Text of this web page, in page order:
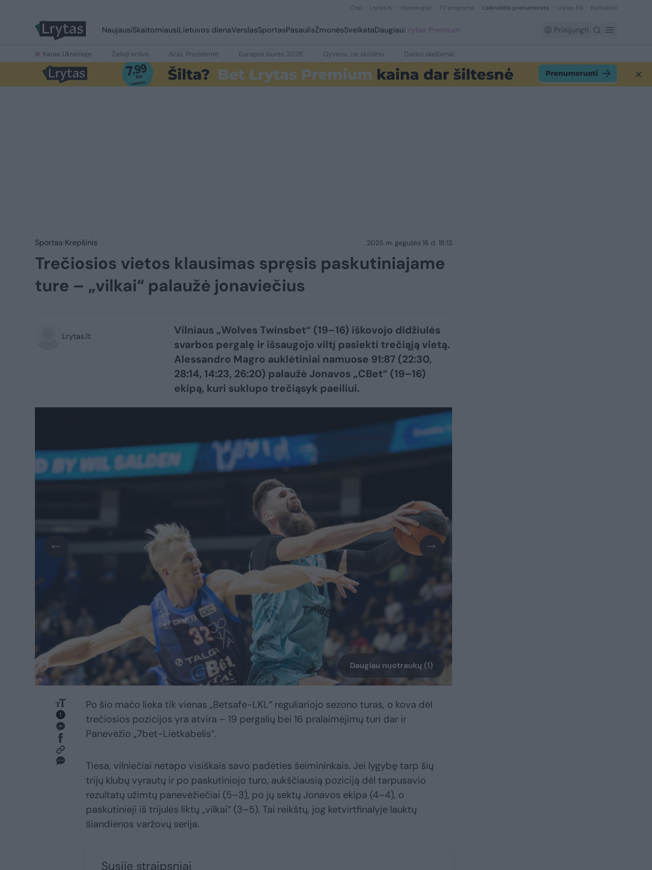
Orai Lrytas.tv Horoskopai TV programa Laikraščio prenumerata Lrytas EN Kontaktai
NaujausiSkaitomiausiLietuvos dienaVerslasSportasPasaulisŽmonėsSveikataDaugiauLrytas Premium Prisijungti
Karas Ukrainoje Žalioji erdvė Ačiū, Prezidente Europos burės 2026 Gyvenu, ne skrolinu Darbo skelbimai
Sportas Krepšinis 2025 m. gegužės 18 d. 18:13
Trečiosios vietos klausimas spręsis paskutiniajame
ture – „vilkai“ palaužė jonaviečius
Lrytas.lt
Vilniaus „Wolves Twinsbet“ (19–16) iškovojo didžiulės
svarbos pergalę ir išsaugojo viltį pasiekti trečiąją vietą.
Alessandro Magro auklėtiniai namuose 91:87 (22:30,
28:14, 14:23, 26:20) palaužė Jonavos „CBet“ (19–16)
ekipą, kuri suklupo trečiąsyk paeiliui.
Daugiau nuotraukų (1)
Po šio mačo lieka tik vienas „Betsafe-LKL“ reguliariojo sezono turas, o kova dėl
trečiosios pozicijos yra atvira – 19 pergalių bei 16 pralaimėjimų turi dar ir
Panevėžio „7bet-Lietkabelis“.
Tiesa, vilniečiai netapo visiškais savo padėties šeimininkais. Jei lygybę tarp šių
trijų klubų vyrautų ir po paskutiniojo turo, aukščiausią poziciją dėl tarpusavio
rezultatų užimtų panevėžiečiai (5–3), po jų sektų Jonavos ekipa (4–4), o
paskutinieji iš trijulės liktų „vilkai“ (3–5). Tai reikštų, jog ketvirtfinalyje lauktų
šiandienos varžovų serija.
Susiję straipsniai